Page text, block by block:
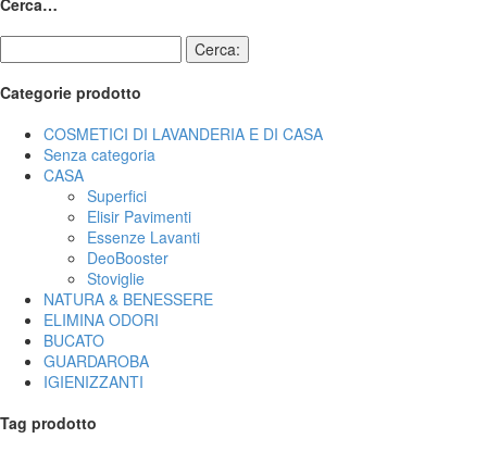
Cerca…
Cerca:
Categorie prodotto
COSMETICI DI LAVANDERIA E DI CASA
Senza categoria
CASA
Superfici
Elisir Pavimenti
Essenze Lavanti
DeoBooster
Stoviglie
NATURA & BENESSERE
ELIMINA ODORI
BUCATO
GUARDAROBA
IGIENIZZANTI
Tag prodotto